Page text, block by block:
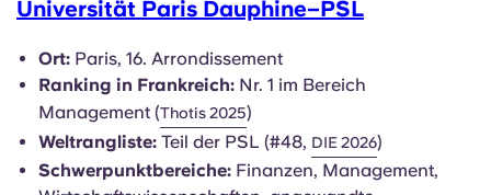
Universität Paris Dauphine–PSL
Paris, 16. Arrondissement
Ranking in Frankreich:
Nr. 1 im Bereich